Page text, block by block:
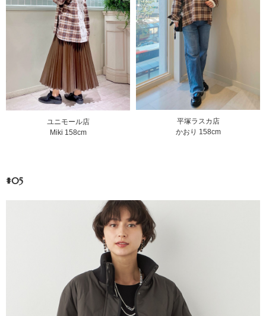
ユニモール店
Miki 158cm
平塚ラスカ店
かおり 158cm
#05